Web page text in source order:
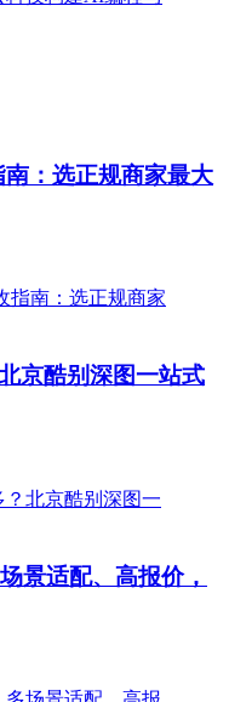
：选正规商家最大
京酷别深图一站式
景适配、高报价，